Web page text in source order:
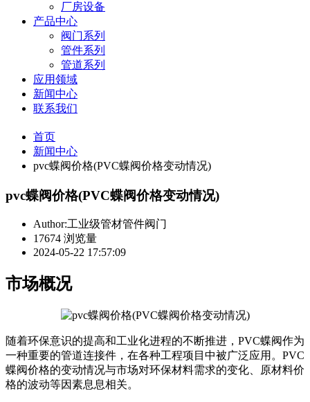
厂房设备
产品中心
阀门系列
管件系列
管道系列
应用领域
新闻中心
联系我们
首页
新闻中心
pvc蝶阀价格(PVC蝶阀价格变动情况)
pvc蝶阀价格(PVC蝶阀价格变动情况)
Author:工业级管材管件阀门
17674 浏览量
2024-05-22 17:57:09
市场概况
随着环保意识的提高和工业化进程的不断推进，PVC蝶阀作为
一种重要的管道连接件，在各种工程项目中被广泛应用。PVC
蝶阀价格的变动情况与市场对环保材料需求的变化、原材料价
格的波动等因素息息相关。